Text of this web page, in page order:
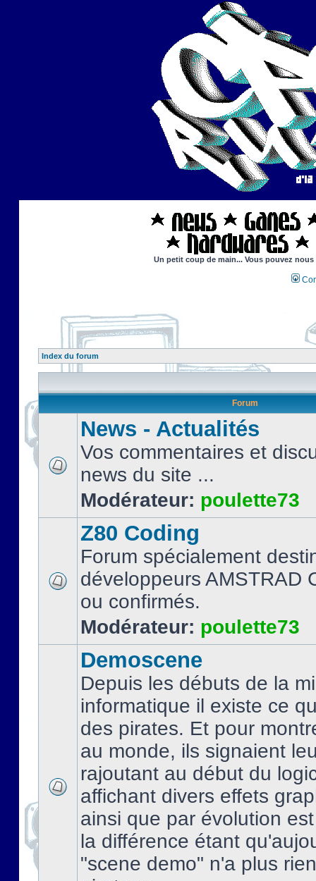
Un petit coup de main... Vous pouvez
Index du forum
Forum
News - Actualités
Vos commentaires et
news du site ...
Modérateur: poulette73
Z80 Coding
Forum spécialement
développeurs AMSTRAD
ou confirmés.
Modérateur: poulette73
Demoscene
Depuis les débuts de la
informatique il existe ce
des pirates. Et pour
au monde, ils signaient
rajoutant au début du
affichant divers effets
ainsi que par évolution
la différence étant
"scene demo" n'a plus